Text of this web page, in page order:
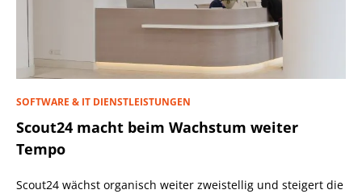
SOFTWARE & IT DIENSTLEISTUNGEN
Scout24 macht beim Wachstum weiter
Tempo
Scout24 wächst organisch weiter zweistellig und steigert die